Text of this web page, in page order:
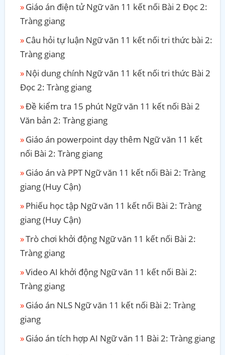
Giáo án điện tử Ngữ văn 11 kết nối Bài 2 Đọc 2:
Tràng giang
Câu hỏi tự luận Ngữ văn 11 kết nối tri thức bài 2:
Tràng giang
Nội dung chính Ngữ văn 11 kết nối tri thức Bài 2
Đọc 2: Tràng giang
Đề kiểm tra 15 phút Ngữ văn 11 kết nối Bài 2
Văn bản 2: Tràng giang
Giáo án powerpoint dạy thêm Ngữ văn 11 kết
nối Bài 2: Tràng giang
Giáo án và PPT Ngữ văn 11 kết nối Bài 2: Tràng
giang (Huy Cận)
Phiếu học tập Ngữ văn 11 kết nối Bài 2: Tràng
giang (Huy Cận)
Trò chơi khởi động Ngữ văn 11 kết nối Bài 2:
Tràng giang
Video AI khởi động Ngữ văn 11 kết nối Bài 2:
Tràng giang
Giáo án NLS Ngữ văn 11 kết nối Bài 2: Tràng
giang
Giáo án tích hợp AI Ngữ văn 11 Bài 2: Tràng giang